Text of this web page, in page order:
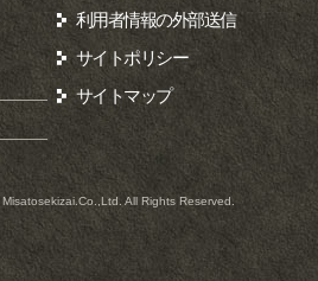
利用者情報の外部送信
サイトポリシー
サイトマップ
All Rights Reserved.